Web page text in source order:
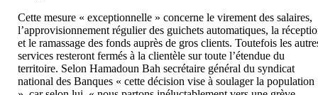
Cette mesure « exceptionnelle » concerne le virement des salaires,
l’approvisionnement régulier des guichets automatiques, la
et le ramassage des fonds auprès de gros clients. Toutefois les
services resteront fermés à la clientèle sur toute l’étendue du
territoire. Selon Hamadoun Bah secrétaire général du syndicat
national des Banques « cette décision vise à soulager la population